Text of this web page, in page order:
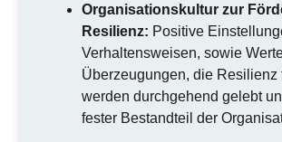
Organisationskultur zur
Resilienz: Positive
Verhaltensweisen, sowie
Überzeugungen, die Resilienz
werden durchgehend gelebt
fester Bestandteil der